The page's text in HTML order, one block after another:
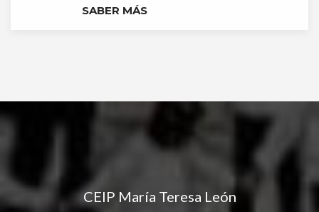
SABER MÁS
CEIP María Teresa León